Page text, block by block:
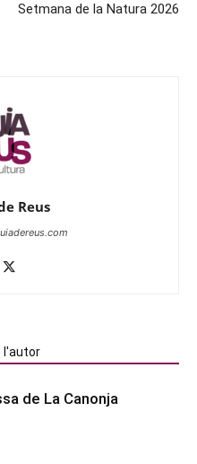
Setmana de la Natura 2026
Reus
l'autor
de La Canonja